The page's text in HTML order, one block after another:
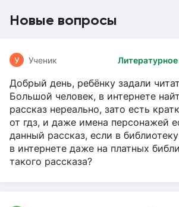
Новые вопросы
Литературное
У Ученик
Добрый день, ребёнку задали
Большой человек, в интернете
рассказ нереально, зато есть
от гдз, и даже имена персонажей
данный рассказ, если в
в интернете даже на платных
такого рассказа?